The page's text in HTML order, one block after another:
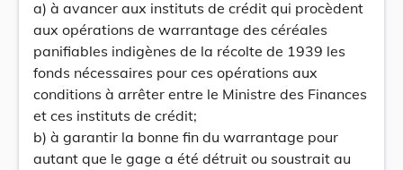
a) à avancer aux instituts de crédit qui procèdent
aux opérations de warrantage des céréales
panifiables indigènes de la récolte de 1939 les
fonds nécessaires pour ces opérations aux
conditions à arrêter entre le Ministre des Finances
et ces instituts de crédit;
b) à garantir la bonne fin du warrantage pour
autant que le gage a été détruit ou soustrait au